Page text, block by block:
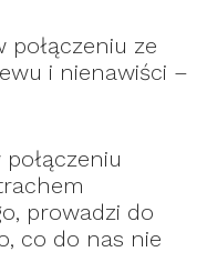
połączeniu ze
i nienawiści –
prowadzi do
co do nas nie